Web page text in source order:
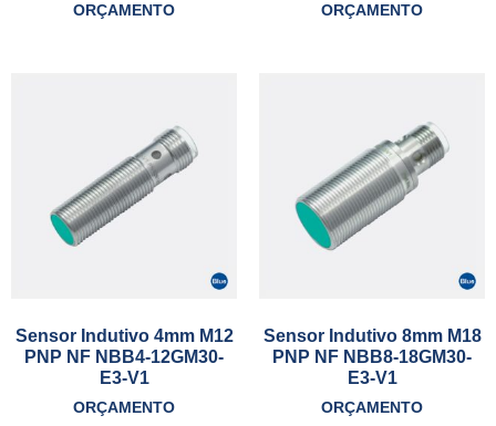
ORÇAMENTO ORÇAMENTO
Sensor Indutivo 4mm M12
PNP NF NBB4-12GM30-
E3-V1
ORÇAMENTO
Sensor Indutivo 8mm M18
PNP NF NBB8-18GM30-
E3-V1
ORÇAMENTO